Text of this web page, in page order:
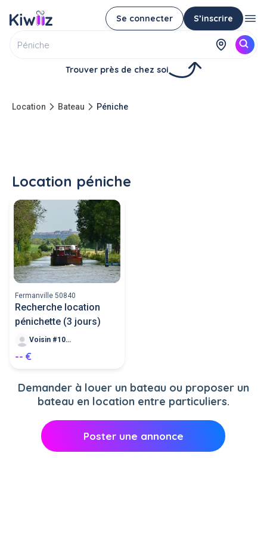
Se connecter S’inscrire
Trouver près de chez soi
Location Bateau Péniche
Location péniche
Fermanville 50840
Recherche location
pénichette (3 jours)
Voisin #102613
-- €
Demander à louer un bateau ou proposer un
bateau en location entre particuliers.
Poster une annonce